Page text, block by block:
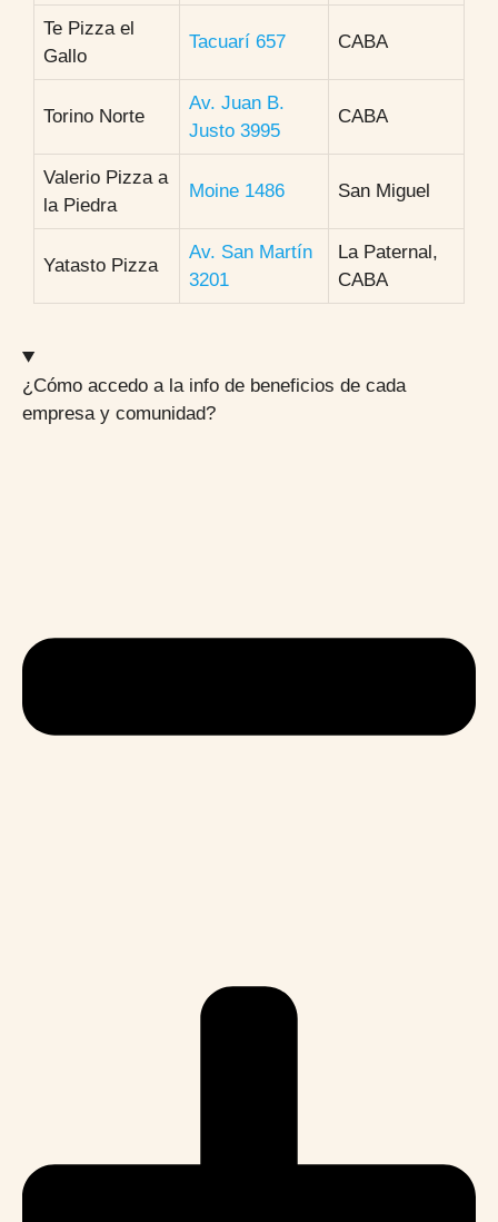
Te Pizza el
Gallo
Tacuarí 657 CABA
Torino Norte
Av. Juan B.
Justo 3995
CABA
Valerio Pizza a
la Piedra
Moine 1486 San Miguel
Yatasto Pizza
Av. San Martín
3201
La Paternal,
CABA
¿Cómo accedo a la info de beneficios de cada
empresa y comunidad?